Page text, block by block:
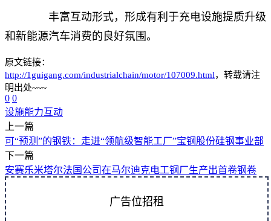
丰富互动形式，形成有利于充电设施提质升级
和新能源汽车消费的良好氛围。
原文链接：
http://1guigang.com/industrialchain/motor/107009.html，转载请注
明出处~~~
0 0
设施能力互动
上一篇
可“预测”的钢铁：走进“领航级智能工厂”宝钢股份硅钢事业部
下一篇
安赛乐米塔尔法国公司在马尔迪克电工钢厂生产出首卷钢卷
广告位招租